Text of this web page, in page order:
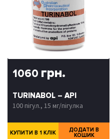
1060 грн.
TURINABOL – API
100 пігул., 15 мг/пігулка
КУПИТИ В 1 КЛІК
ДОДАТИ В
КОШИК